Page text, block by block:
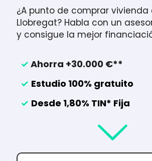
¿A punto de comprar vivienda
Llobregat? Habla con un
y consigue la mejor
✓ Ahorra +30.000 €**
✓ Estudio 100% gratuito
✓ Desde 1,80% TIN* Fija